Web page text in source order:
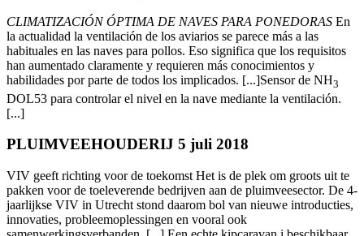
CLIMATIZACIÓN ÓPTIMA DE NAVES PARA PONEDORAS En
la actualidad la ventilación de los aviarios se parece más a las
habituales en las naves para pollos. Eso significa que los requisitos
han aumentado claramente y requieren más conocimientos y
habilidades por parte de todos los implicados. [...]Sensor de NH3
DOL53 para controlar el nivel en la nave mediante la ventilación.
[...]
PLUIMVEEHOUDERIJ 5 juli 2018
VIV geeft richting voor de toekomst Het is de plek om groots uit te
pakken voor de toeleverende bedrijven aan de pluimveesector. De 4-
jaarlijkse VIV in Utrecht stond daarom bol van nieuwe introducties,
innovaties, probleemoplessingen en vooral ook